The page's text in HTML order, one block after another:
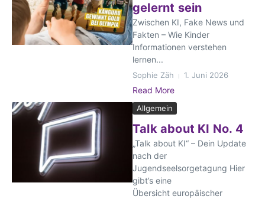
gelernt sein
Zwischen KI, Fake News und
Fakten – Wie Kinder
Informationen verstehen
lernen...
Sophie Zäh 1. Juni 2026
Read More
Allgemein
Talk about KI No. 4
„Talk about KI“ – Dein Update
nach der
Jugendseelsorgetagung Hier
gibt’s eine
Übersicht europäischer